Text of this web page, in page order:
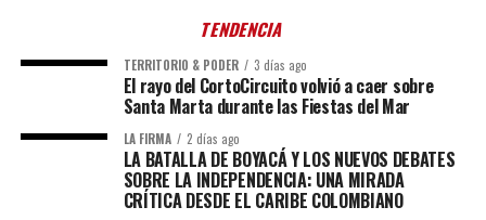
TENDENCIA
TERRITORIO & PODER 3 días ago
El rayo del CortoCircuito volvió a caer sobre
Santa Marta durante las Fiestas del Mar
LA FIRMA 2 días ago
LA BATALLA DE BOYACÁ Y LOS NUEVOS DEBATES
SOBRE LA INDEPENDENCIA: UNA MIRADA
CRÍTICA DESDE EL CARIBE COLOMBIANO